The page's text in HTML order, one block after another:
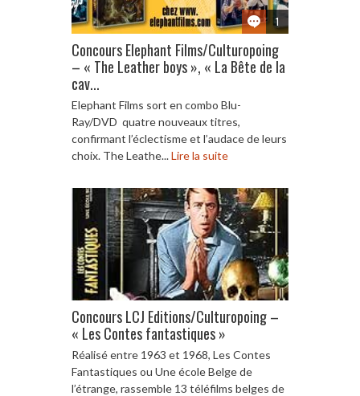
1
Concours Elephant Films/Culturopoing
– « The Leather boys », « La Bête de la
cav...
Elephant Films sort en combo Blu-
Ray/DVD quatre nouveaux titres,
confirmant l’éclectisme et l’audace de leurs
choix. The Leathe...Lire la suite
Concours LCJ Editions/Culturopoing –
« Les Contes fantastiques »
Réalisé entre 1963 et 1968, Les Contes
Fantastiques ou Une école Belge de
l’étrange, rassemble 13 téléfilms belges de